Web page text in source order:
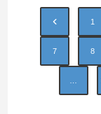
1
7 8